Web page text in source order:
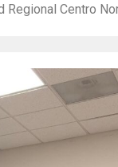
Centro